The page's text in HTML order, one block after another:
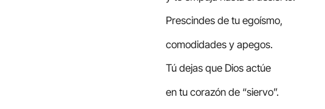
Prescindes de tu egoísmo,
comodidades y apegos.
Tú dejas que Dios actúe
en tu corazón de “siervo”.